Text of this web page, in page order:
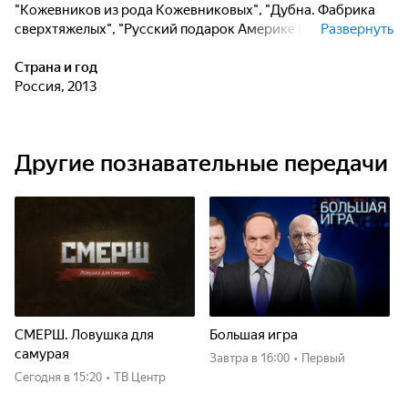
"Кожевников из рода Кожевниковых", "Дубна. Фабрика
сверхтяжелых", "Русский подарок Америке Владимир
Мечников", "Шестое чувство Александра Лодыгина".
Развернуть
Страна и год
Россия, 2013
Другие познавательные передачи
СМЕРШ. Ловушка для
самурая
Сегодня в 15:20 • ТВ Центр
Большая игра
Завтра в 16:00 • Первый